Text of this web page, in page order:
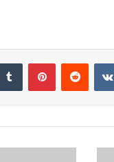
Tumblr Pinterest